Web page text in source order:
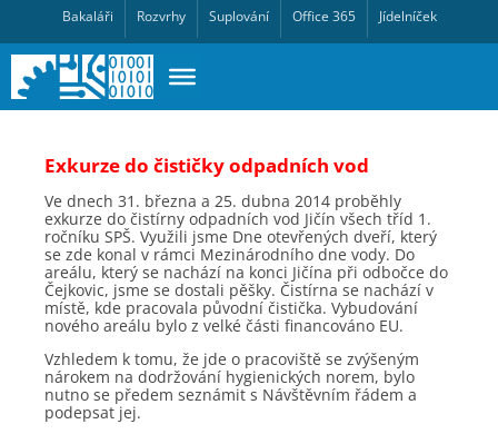
Bakaláři Rozvrhy Suplování Office 365 Jídelníček
Exkurze do čističky odpadních vod
Ve dnech 31. března a 25. dubna 2014 proběhly
exkurze do čistírny odpadních vod Jičín všech tříd 1.
ročníku SPŠ. Využili jsme Dne otevřených dveří, který
se zde konal v rámci Mezinárodního dne vody. Do
areálu, který se nachází na konci Jičína při odbočce do
Čejkovic, jsme se dostali pěšky. Čistírna se nachází v
místě, kde pracovala původní čistička. Vybudování
nového areálu bylo z velké části financováno EU.
Vzhledem k tomu, že jde o pracoviště se zvýšeným
nárokem na dodržování hygienických norem, bylo
nutno se předem seznámit s Návštěvním řádem a
podepsat jej.